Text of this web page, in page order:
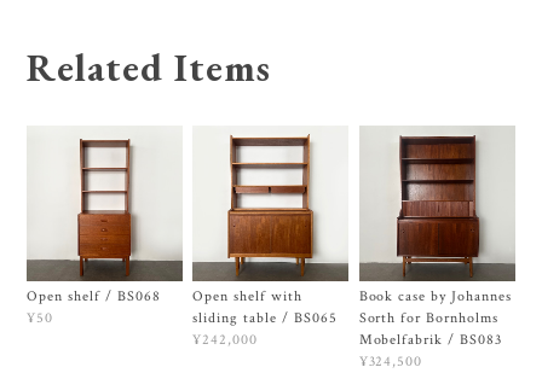
Related Items
Open shelf / BS068
¥50
Open shelf with
sliding table / BS065
¥242,000
Book case by Johannes
Sorth for Bornholms
Mobelfabrik / BS083
¥324,500